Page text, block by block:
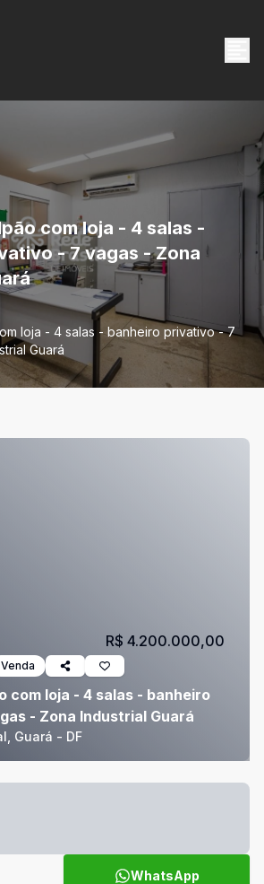
com loja - 4 salas -
- 7 vagas - Zona
loja - 4 salas - banheiro privativo - 7
Guará
Venda
com loja - 4 salas - banheiro
- Zona Industrial Guará
Guará - DF
R$ 4.200.000,00
WhatsApp